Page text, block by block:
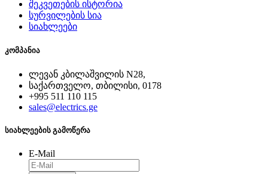
შეკვეთების ისტორია
სურვილების სია
სიახლეები
კომპანია
ლევან კბილაშვილის N28,
საქართველო, თბილისი, 0178
+995 511 110 115
sales@electrics.ge
სიახლეების გამოწერა
E-Mail